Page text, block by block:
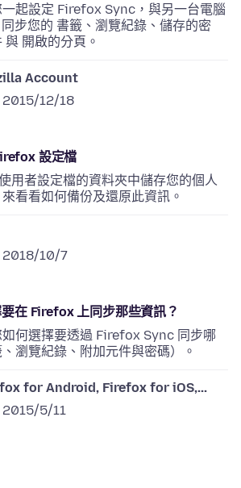
起設定 Firefox Sync，與另一台電腦
步您的 書籤、瀏覽紀錄、儲存的密
開啟的分頁。
Account
2015/12/18
設定檔
用者設定檔的資料夾中儲存您的個人
看看如何備份及還原此資訊。
2018/10/7
在 Firefox 上同步那些資訊？
何選擇要透過 Firefox Sync 同步哪
瀏覽紀錄、附加元件與密碼）。
for Android, Firefox for iOS,...
2015/5/11